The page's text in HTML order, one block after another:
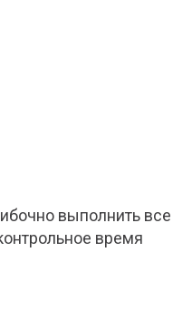
выполнить все
время